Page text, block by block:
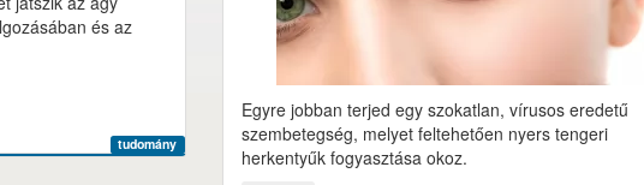
és az
tudomány
Egyre jobban terjed egy szokatlan, vírusos eredetű
szembetegség, melyet feltehetően nyers tengeri
herkentyűk fogyasztása okoz.